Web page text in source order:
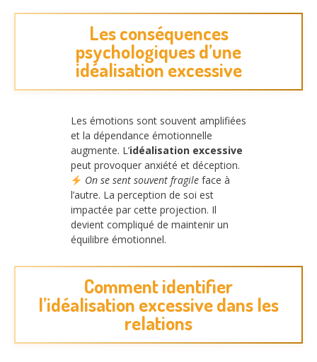
Les conséquences
psychologiques d’une
idéalisation excessive
Les émotions sont souvent amplifiées
et la dépendance émotionnelle
augmente. L’idéalisation excessive
peut provoquer anxiété et déception.
On se sent souvent fragileface à
l’autre. La perception de soi est
impactée par cette projection. Il
devient compliqué de maintenir un
équilibre émotionnel.
Comment identifier
l’idéalisation excessive dans les
relations